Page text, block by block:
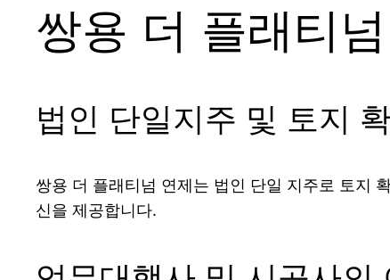
쌍용 더 플래티
법인 단일지주 및 토지
쌍용 더 플래티넘 연제는 법인 단일 지주로 토지
신을 제공합니다.